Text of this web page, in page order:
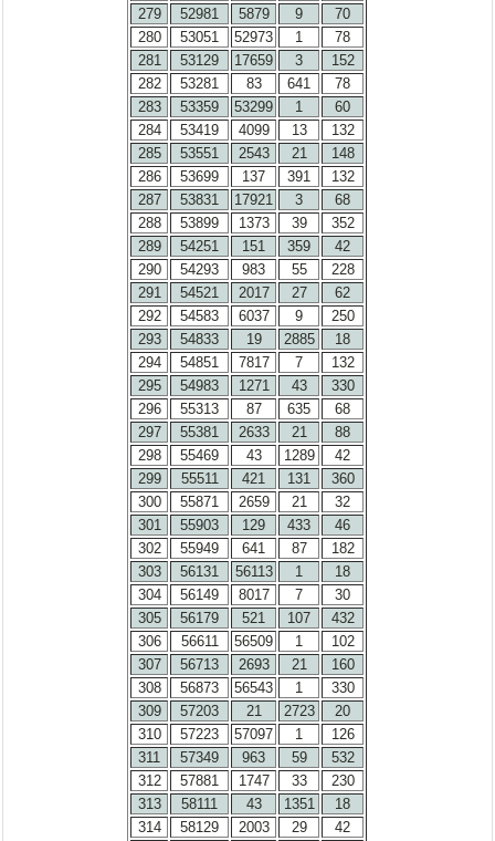
279
52981 5879 9
70
280
53051 52973 1
78
281
53129 17659 3
152
282
53281 83 641
78
283
53359 53299 1
60
284
53419 4099 13
132
285
53551 2543 21
148
286
53699 137 391
132
287
53831 17921 3
68
288
53899 1373 39
352
289
54251 151 359
42
290
54293 983 55
228
291
54521 2017 27
62
292
54583 6037 9
250
293
54833 19 2885
18
294
54851 7817 7
132
295
54983 1271 43
330
296
55313 87 635
68
297
55381 2633 21
88
298
55469 43 1289
42
299
55511 421 131
360
300
55871 2659 21
32
301
55903 129 433
46
302
55949 641 87
182
303
56131 56113 1
18
304
56149 8017 7
30
305
56179 521 107
432
306
56611 56509 1
102
307
56713 2693 21
160
308
56873 56543 1
330
309
57203 21 2723
20
310
57223 57097 1
126
311
57349 963 59
532
312
57881 1747 33
230
313
58111 43 1351
18
314
58129 2003 29 42